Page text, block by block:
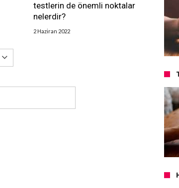
testlerin de önemli noktalar
nelerdir?
2 Haziran 2022